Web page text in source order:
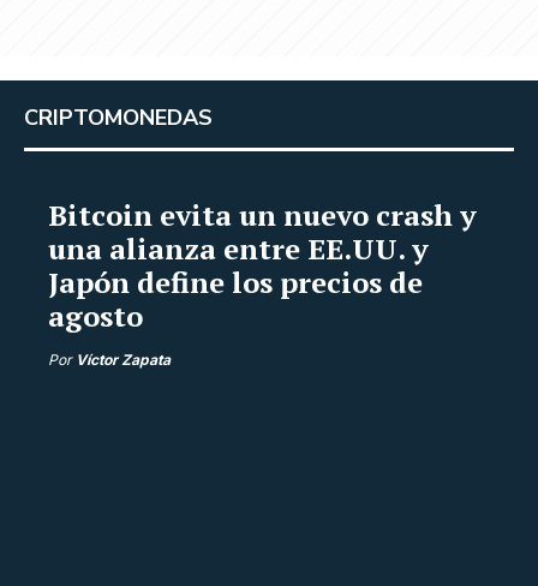
CRIPTOMONEDAS
Bitcoin evita un nuevo crash y
una alianza entre EE.UU. y
Japón define los precios de
agosto
Por Víctor Zapata